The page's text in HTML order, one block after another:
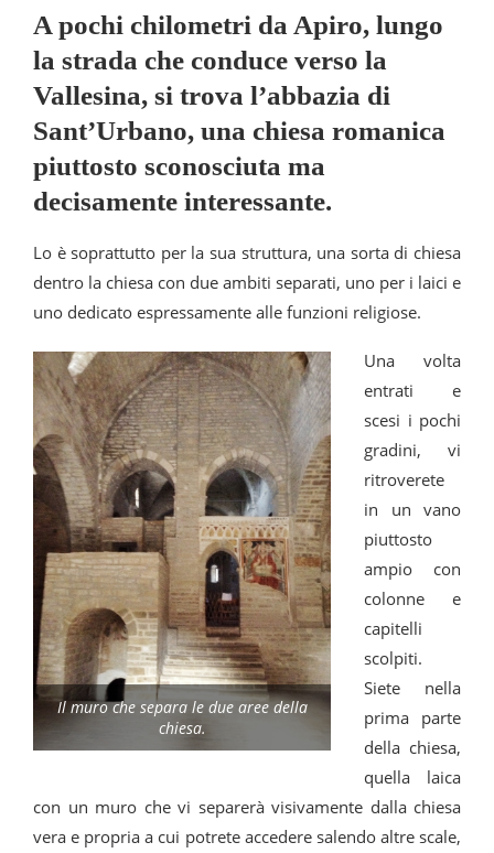
A pochi chilometri da Apiro, lungo
la strada che conduce verso la
Vallesina, si trova l’abbazia di
Sant’Urbano, una chiesa romanica
piuttosto sconosciuta ma
decisamente interessante.
Lo è soprattutto per la sua struttura, una sorta di chiesa
dentro la chiesa con due ambiti separati, uno per i laici e
uno dedicato espressamente alle funzioni religiose.
Il muro che separa le due aree della
chiesa.
Una volta
entrati e
scesi i pochi
gradini, vi
ritroverete
in un vano
piuttosto
ampio con
colonne e
capitelli
scolpiti.
Siete nella
prima parte
della chiesa,
quella laica
con un muro che vi separerà visivamente dalla chiesa
vera e propria a cui potrete accedere salendo altre scale,